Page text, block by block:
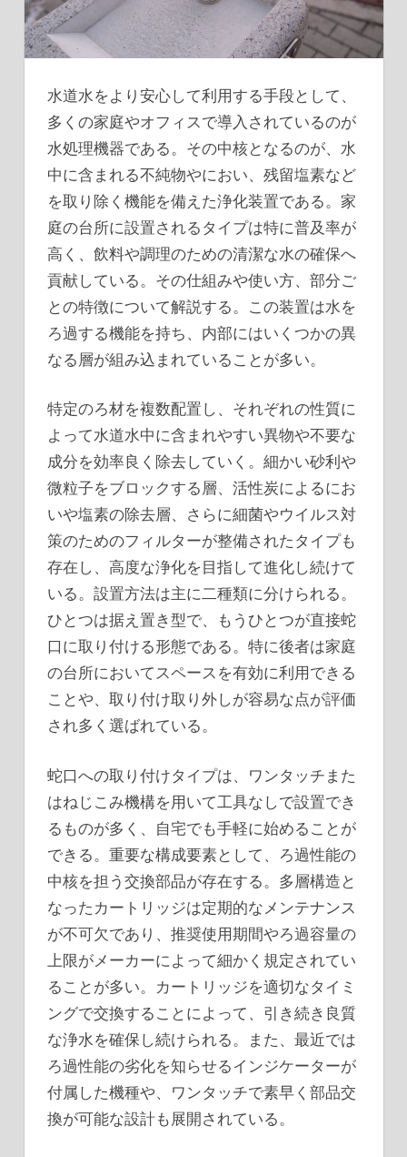
水道水をより安心して利用する手段として、
多くの家庭やオフィスで導入されているのが
水処理機器である。 その中核となるのが、水
中に含まれる不純物やにおい、残留塩素など
を取り除く機能を備えた浄化装置である。家
庭の台所に設置されるタイプは特に普及率が
高く、飲料や調理のための清潔な水の確保へ
貢献している。その仕組みや使い方、部分ご
との特徴について解説する。この装置は水を
ろ過する機能を持ち、内部にはいくつかの異
なる層が組み込まれていることが多い。
特定のろ材を複数配置し、それぞれの性質に
よって水道水中に含まれやすい異物や不要な
成分を効率良く除去していく。細かい砂利や
微粒子をブロックする層、活性炭によるにお
いや塩素の除去層、さらに細菌やウイルス対
策のためのフィルターが整備されたタイプも
存在し、高度な浄化を目指して進化し続けて
いる。設置方法は主に二種類に分けられる。
ひとつは据え置き型で、もうひとつが直接蛇
口に取り付ける形態である。特に後者は家庭
の台所においてスペースを有効に利用できる
ことや、取り付け取り外しが容易な点が評価
され多く選ばれている。
蛇口への取り付けタイプは、ワンタッチまた
はねじこみ機構を用いて工具なしで設置でき
るものが多く、自宅でも手軽に始めることが
できる。重要な構成要素として、ろ過性能の
中核を担う交換部品が存在する。多層構造と
なったカートリッジは定期的なメンテナンス
が不可欠であり、推奨使用期間やろ過容量の
上限がメーカーによって細かく規定されてい
ることが多い。カートリッジを適切なタイミ
ングで交換することによって、引き続き良質
な浄水を確保し続けられる。また、最近では
ろ過性能の劣化を知らせるインジケーターが
付属した機種や、ワンタッチで素早く部品交
換が可能な設計も展開されている。